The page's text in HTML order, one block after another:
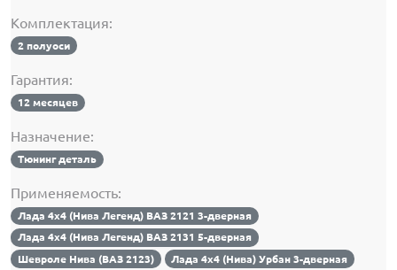
Комплектация:
2 полуоси
Гарантия:
12 месяцев
Назначение:
Тюнинг деталь
Применяемость:
Лада 4х4 (Нива Легенд) ВАЗ 2121 3-дверная
Лада 4х4 (Нива Легенд) ВАЗ 2131 5-дверная
Шевроле Нива (ВАЗ 2123)
Лада 4х4 (Нива) Урбан 3-дверная